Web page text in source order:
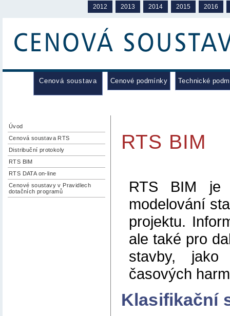
2012 2013 2014 2015 2016
Cenová soustava Cenové podmínky Technické
Úvod
Cenová soustava RTS
Distribuční protokoly
RTS BIM
RTS DATA on-line
Cenové soustavy v Pravidlech
dotačních programů
RTS BIM
RTS BIM je
modelování
projektu.
ale také pro
stavby, jako
časových
Klasifikační